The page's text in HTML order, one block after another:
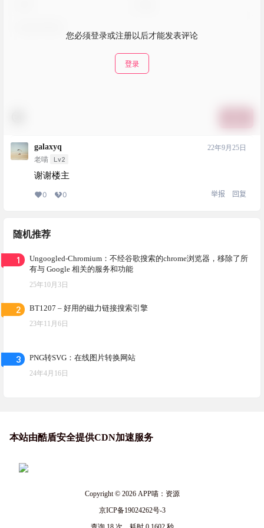
您必须登录或注册以后才能发表评论
登录
galaxyq
老喵 Lv2
22年9月25日
谢谢楼主
0 0 举报 回复
随机推荐
1
Ungoogled-Chromium：不经谷歌搜索的chrome浏览器，移除了所
有与 Google 相关的服务和功能
25年10月3日
2 BT1207 – 好用的磁力链接搜索引擎
23年11月6日
3 PNG转SVG：在线图片转换网站
24年4月16日
本站由酷盾安全提供CDN加速服务
Copyright © 2026APP喵：资源
京ICP备19024262号-3